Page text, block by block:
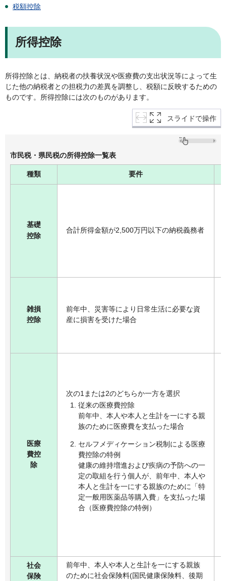
税額控除
所得控除
所得控除とは、納税者の扶養状況や医療費の支出状況等によって生
じた他の納税者との担税力の差異を調整し、税額に反映するための
ものです。所得控除には次のものがあります。
スライドで操作
市民税・県民税の所得控除一覧表
種類 要件
基礎
控除
合計所得金額が2,500万円以下の納税義務者
雑損
控除
前年中、災害等により日常生活に必要な資
産に損害を受けた場合
医療
費控
除
次の1または2のどちらか一方を選択
従来の医療費控除
前年中、本人や本人と生計を一にする親
族のために医療費を支払った場合
セルフメディケーション税制による医療
費控除の特例
健康の維持増進および疾病の予防への一
定の取組を行う個人が、前年中、本人や
本人と生計を一にする親族のために「特
定一般用医薬品等購入費」を支払った場
合（医療費控除の特例）
社会
保険
前年中、本人や本人と生計を一にする親族
のために社会保険料(国民健康保険料、後期